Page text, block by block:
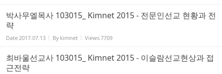
박사무엘목사 103015_ Kimnet 2015 - 전문인선교 현황과 전
략
Date2017.07.13 By kimnet Views7709
최바울선교사 103015_ Kimnet 2015 - 이슬람선교현상과 접
근전략